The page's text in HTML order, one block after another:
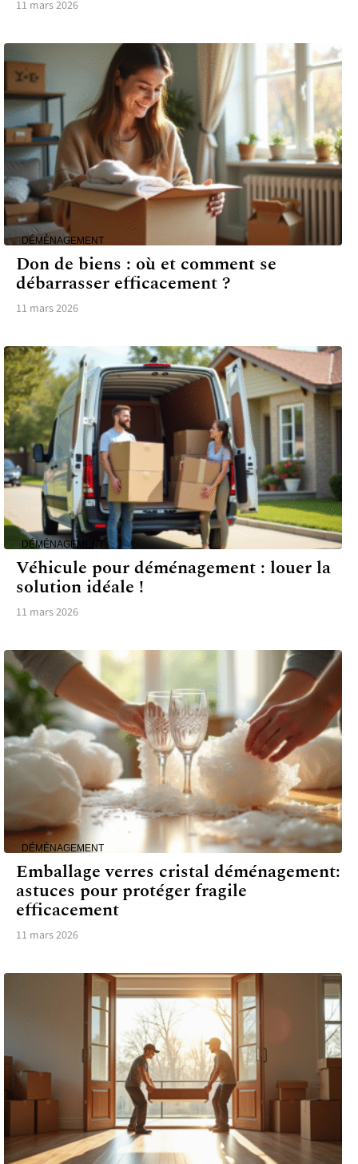
11 mars 2026
DÉMÉNAGEMENT
Don de biens : où et comment se
débarrasser efficacement ?
11 mars 2026
DÉMÉNAGEMENT
Véhicule pour déménagement : louer la
solution idéale !
11 mars 2026
DÉMÉNAGEMENT
Emballage verres cristal déménagement:
astuces pour protéger fragile
efficacement
11 mars 2026